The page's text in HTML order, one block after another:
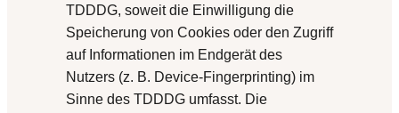
TDDDG, soweit die Einwilligung die
Speicherung von Cookies oder den Zugriff
auf Informationen im Endgerät des
Nutzers (z. B. Device-Fingerprinting) im
Sinne des TDDDG umfasst. Die